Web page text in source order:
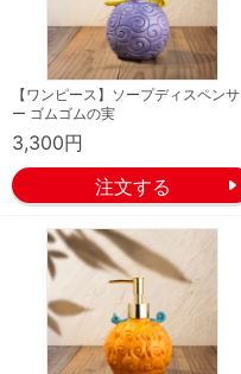
【ワンピース】ソープディスペンサ
ー ゴムゴムの実
3,300円